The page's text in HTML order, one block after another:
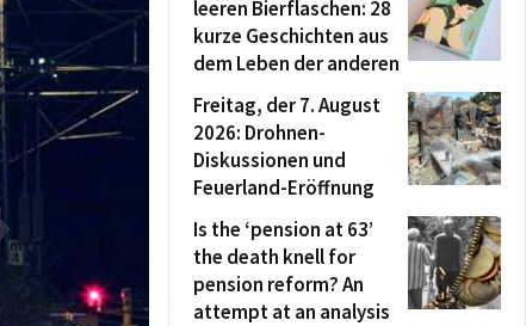
leeren Bierflaschen: 28
kurze Geschichten aus
dem Leben der anderen
Freitag, der 7. August
2026: Drohnen-
Diskussionen und
Feuerland-Eröffnung
Is the ‘pension at 63’
the death knell for
pension reform? An
attempt at an analysis